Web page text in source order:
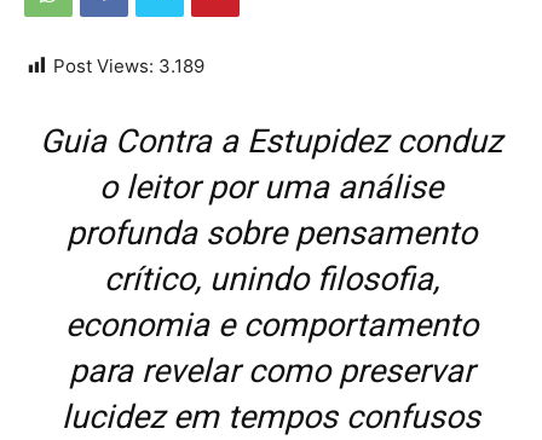
Post Views: 3.189
Guia Contra a Estupidez conduz
o leitor por uma análise
profunda sobre pensamento
crítico, unindo filosofia,
economia e comportamento
para revelar como preservar
lucidez em tempos confusos